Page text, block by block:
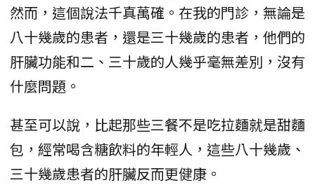
然而，這個說法千真萬確。在我的門診，無論是
八十幾歲的患者，還是三十幾歲的患者，他們的
肝臟功能和二、三十歲的人幾乎毫無差別，沒有
什麼問題。
甚至可以說，比起那些三餐不是吃拉麵就是甜麵
包，經常喝含糖飲料的年輕人，這些八十幾歲、
三十幾歲患者的肝臟反而更健康。